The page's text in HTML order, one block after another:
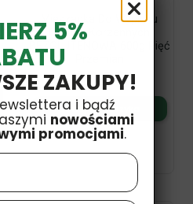
Mieszanka Do Wypieku
Ciastek Korzennych
BEZGLUTENOWA 600g Pięć
£6,09
Dodaj do koszyka
5%
ZAKUPY!
i bądź
nowościami
promocjami.